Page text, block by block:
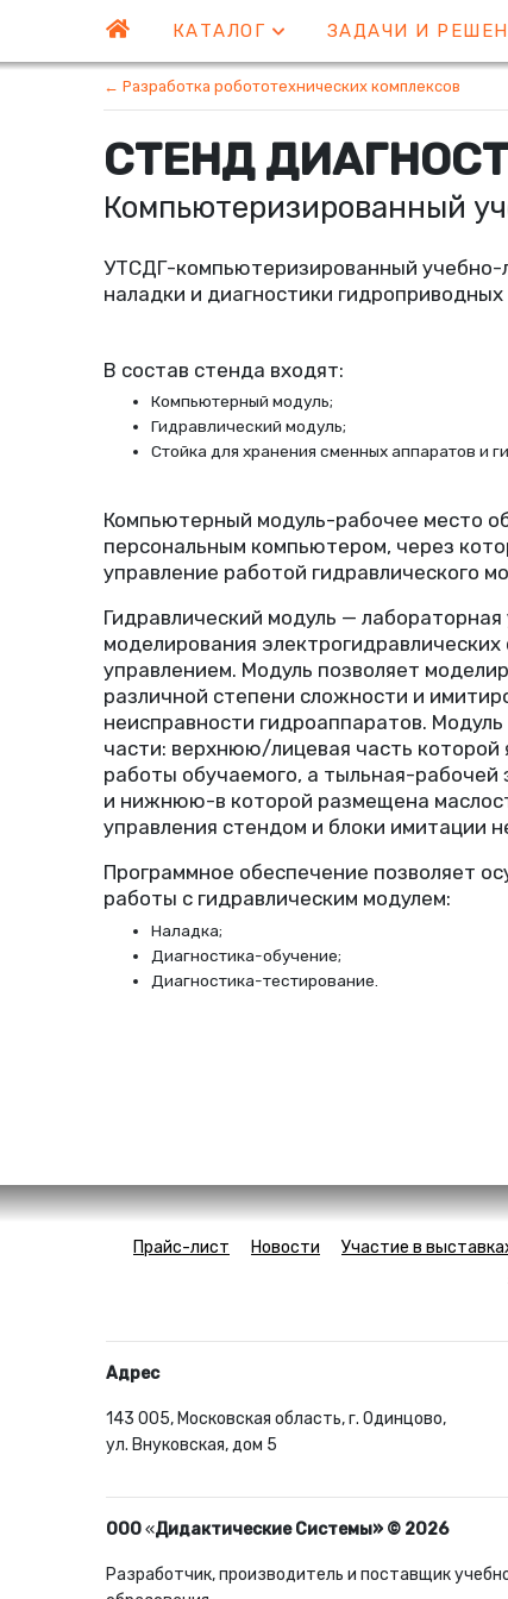
КАТАЛОГ ЗАДАЧИ И
← Разработка робототехнических комплексов
CТЕНД
Компьютеризированный
УТСДГ-компьютеризированный учебно-
наладки и диагностики гидроприводных
В состав стенда входят:
Компьютерный модуль;
Гидравлический модуль;
Стойка для хранения сменных аппаратов и
Компьютерный модуль-рабочее место
персональным компьютером, через
управление работой гидравлического
Гидравлический модуль — лабораторная
моделирования
управлением. Модуль позволяет
различной степени сложности и
неисправности гидроаппаратов.
части: верхнюю/лицевая часть которой
работы обучаемого, а тыльная-рабочей
и нижнюю-в которой размещена
управления стендом и блоки имитации
Программное обеспечение позволяет
работы с гидравлическим модулем:
Наладка;
Диагностика-обучение;
Диагностика-тестирование.
Прайс-лист Новости Участие в
Адрес
143 005, Московская область, г. Одинцово,
ул. Внуковская, дом 5
ООО«Дидактические Системы» © 2026
Разработчик, производитель и поставщик